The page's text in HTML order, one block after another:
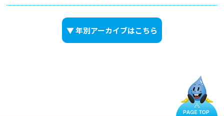
▼ 年別アーカイブはこちら